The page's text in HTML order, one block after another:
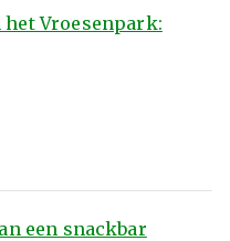
Vroesenpark:
een snackbar